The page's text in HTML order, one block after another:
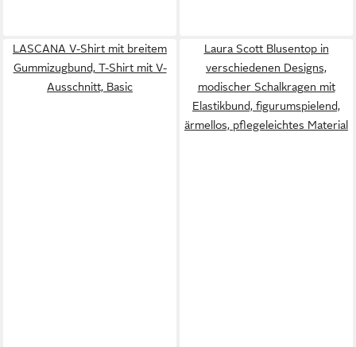
LASCANA V-Shirt mit breitem
Gummizugbund, T-Shirt mit V-
Ausschnitt, Basic
Laura Scott Blusentop in
verschiedenen Designs,
modischer Schalkragen mit
Elastikbund, figurumspielend,
ärmellos, pflegeleichtes Material